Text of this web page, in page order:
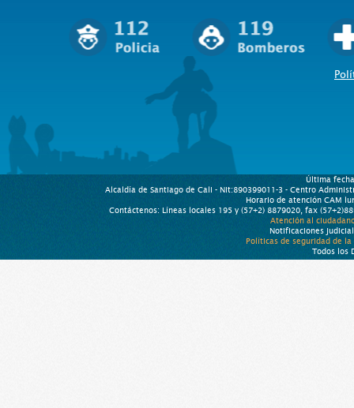
Última
Alcaldía de Santiago de Cali - Nit:890399011-3 - Centro
Horario de atención CAM
Contáctenos: Líneas locales 195 y (57+2) 8879020, fax
Atención al
Notificaciones
Políticas de seguridad de
Todos los